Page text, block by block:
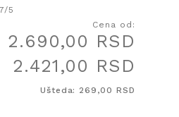
5
Cena od:
2.690,00 RSD
2.421,00 RSD
Ušteda: 269,00 RSD